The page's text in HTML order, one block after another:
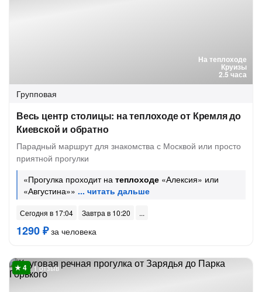
На теплоходе
Круизы
2.5 часа
Групповая
Весь центр столицы: на теплоходе от Кремля до
Киевской и обратно
Парадный маршрут для знакомства с Москвой или просто
приятной прогулки
«Прогулка проходит на теплоходе «Алексия» или
«Августина»»
Сегодня в 17:04 Завтра в 10:20
1290 ₽за человека
1 отзыв